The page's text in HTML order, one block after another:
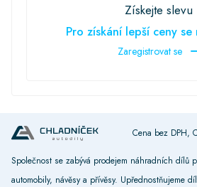
Získejte slevu
Pro získání lepší ceny
Zaregistrovat se
Cena bez DPH,
Společnost se zabývá prodejem náhradních dílů
automobily, návěsy a přívěsy. Upřednostňujeme